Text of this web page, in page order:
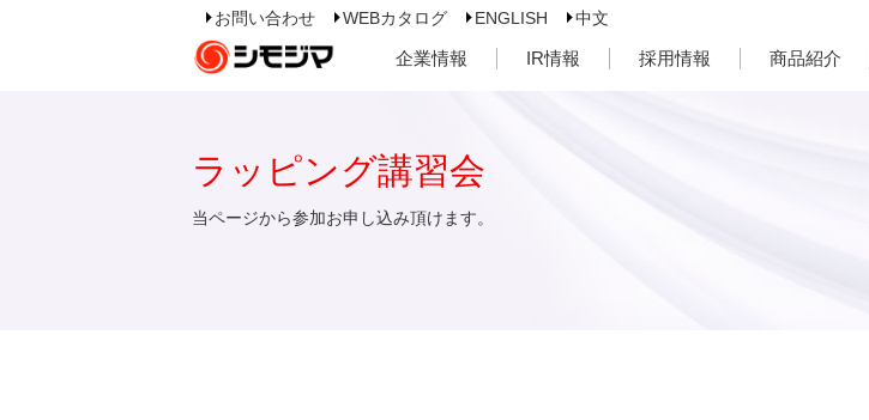
お問い合わせ WEBカタログ ENGLISH 中文
企業情報 IR情報 採用情報 商品紹介
ラッピング講習会
当ページから参加お申し込み頂けます。